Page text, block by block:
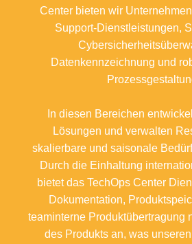
Center bieten wir
Support-Dienstleistungen,
Datenkennzeichnung und
In diesen Bereichen
Lösungen und verwalten
skalierbare und saisonale
Durch die Einhaltung
bietet das TechOps Center
Dokumentation,
teaminterne Produktübertragung
des Produkts an, was